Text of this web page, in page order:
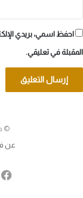
احفظ اسمي، بريدي
المقبلة في تعليقي.
©
عن